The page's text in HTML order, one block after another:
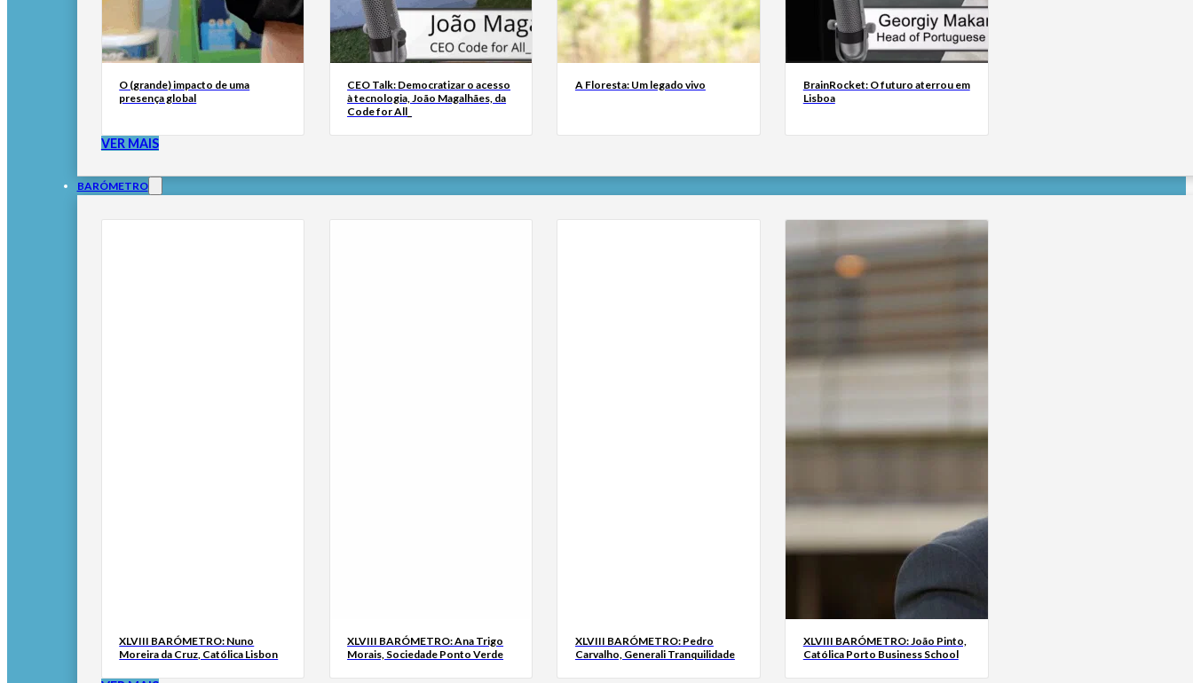
O (grande) impacto de uma
presença global
CEO Talk: Democratizar o acesso
à tecnologia, João Magalhães, da
Code for All_
A Floresta: Um legado vivo
BrainRocket: O futuro aterrou em
Lisboa
VER MAIS
BARÓMETRO
XLVIII BARÓMETRO: Nuno
Moreira da Cruz, Católica Lisbon
XLVIII BARÓMETRO: Ana Trigo
Morais, Sociedade Ponto Verde
XLVIII BARÓMETRO: Pedro
Carvalho, Generali Tranquilidade
XLVIII BARÓMETRO: João Pinto,
Católica Porto Business School